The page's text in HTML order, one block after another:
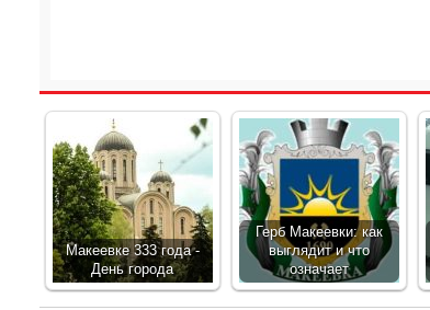
Макеевке 333 года -
День города
Герб Макеевки: как
выглядит и что
означает